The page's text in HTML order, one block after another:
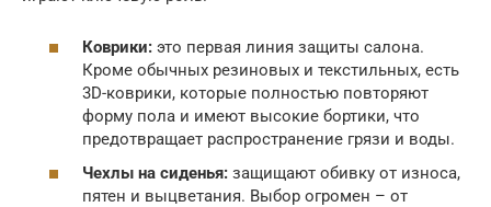
Коврики: это первая линия защиты салона.
Кроме обычных резиновых и текстильных, есть
3D-коврики, которые полностью повторяют
форму пола и имеют высокие бортики, что
предотвращает распространение грязи и воды.
Чехлы на сиденья: защищают обивку от износа,
пятен и выцветания. Выбор огромен – от